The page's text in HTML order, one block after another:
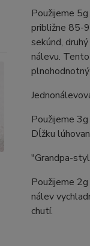
Použijeme
približne 85-
sekúnd,
nálevu.
Použijeme
Dĺžku
"Grandpa-
Použijeme
nálev
chutí.